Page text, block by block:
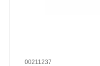
00211237